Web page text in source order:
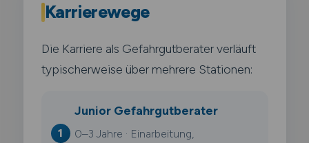
Karrierewege
Die Karriere als Gefahrgutberater verläuft
typischerweise über mehrere Stationen:
Junior Gefahrgutberater
0–3 Jahre · Einarbeitung,